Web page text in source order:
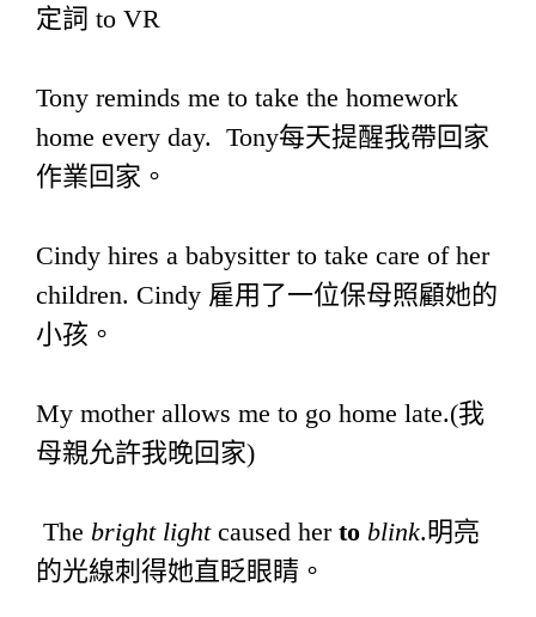
定詞 to VR
Tony reminds me to take the homework
home every day. Tony每天提醒我帶回家
作業回家。
Cindy hires a babysitter to take care of her
children. Cindy 雇用了一位保母照顧她的
小孩。
My mother allows me to go home late.(我
母親允許我晚回家)
The bright lightcaused her to blink.明亮
的光線刺得她直眨眼睛。